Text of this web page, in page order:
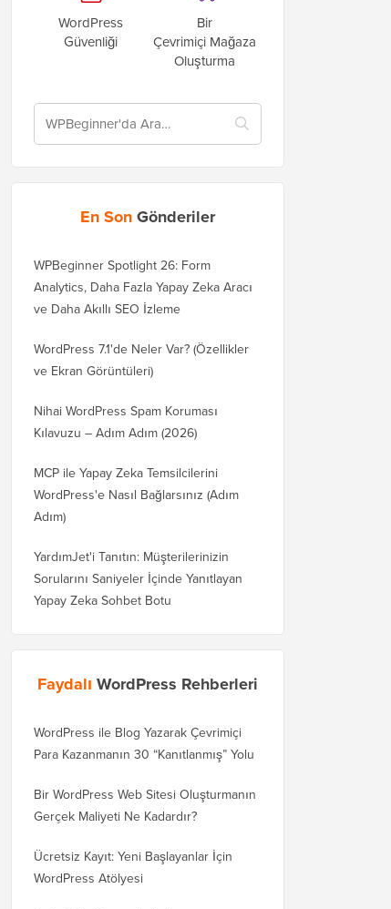
WordPress
Güvenliği
Bir
Çevrimiçi Mağaza
Oluşturma
En SonGönderiler
WPBeginner Spotlight 26: Form
Analytics, Daha Fazla Yapay Zeka Aracı
ve Daha Akıllı SEO İzleme
WordPress 7.1'de Neler Var? (Özellikler
ve Ekran Görüntüleri)
Nihai WordPress Spam Koruması
Kılavuzu – Adım Adım (2026)
MCP ile Yapay Zeka Temsilcilerini
WordPress'e Nasıl Bağlarsınız (Adım
Adım)
YardımJet'i Tanıtın: Müşterilerinizin
Sorularını Saniyeler İçinde Yanıtlayan
Yapay Zeka Sohbet Botu
Faydalı WordPress Rehberleri
WordPress ile Blog Yazarak Çevrimiçi
Para Kazanmanın 30 “Kanıtlanmış” Yolu
Bir WordPress Web Sitesi Oluşturmanın
Gerçek Maliyeti Ne Kadardır?
Ücretsiz Kayıt: Yeni Başlayanlar İçin
WordPress Atölyesi